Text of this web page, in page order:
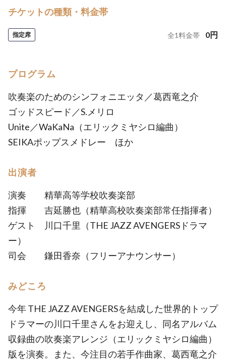
チケットの種類・料金帯
指定席 全1料金帯 0円
プログラム
吹奏楽のためのシンフォニエッタ／葛西竜之介
ゴッドスピード／S.メリロ
Unite／WaKaNa（エリックミヤシロ編曲）
SEIKAポップスメドレー ほか
出演者
演奏 精華高等学校吹奏楽部
指揮 吉延勝也（精華高校吹奏楽部常任指揮者）
ゲスト 川口千里（THE JAZZ AVENGERSドラマ
ー）
司会 鎌田香奈（フリーアナウンサー）
みどころ
今年 THE JAZZ AVENGERSを結成した世界的トップ
ドラマーの川口千里さんをお迎えし、同名アルバム
収録曲の吹奏楽アレンジ（エリックミヤシロ編曲）
版を演奏。また、今注目の若手作曲家、葛西竜之介